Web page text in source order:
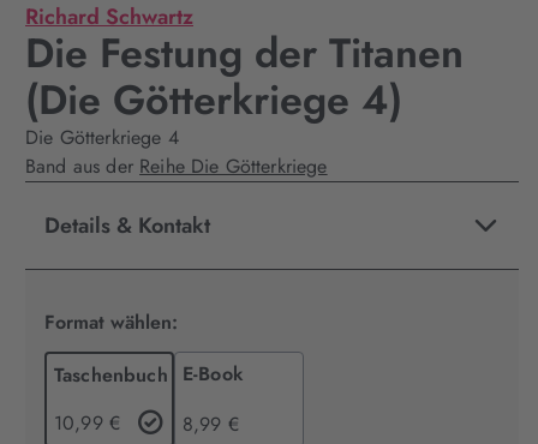
Richard Schwartz
Die Festung der Titanen
(Die Götterkriege 4)
Die Götterkriege 4
Band aus der Reihe Die Götterkriege
Details & Kontakt
Format wählen:
Taschenbuch
10,99 €
E-Book
8,99 €